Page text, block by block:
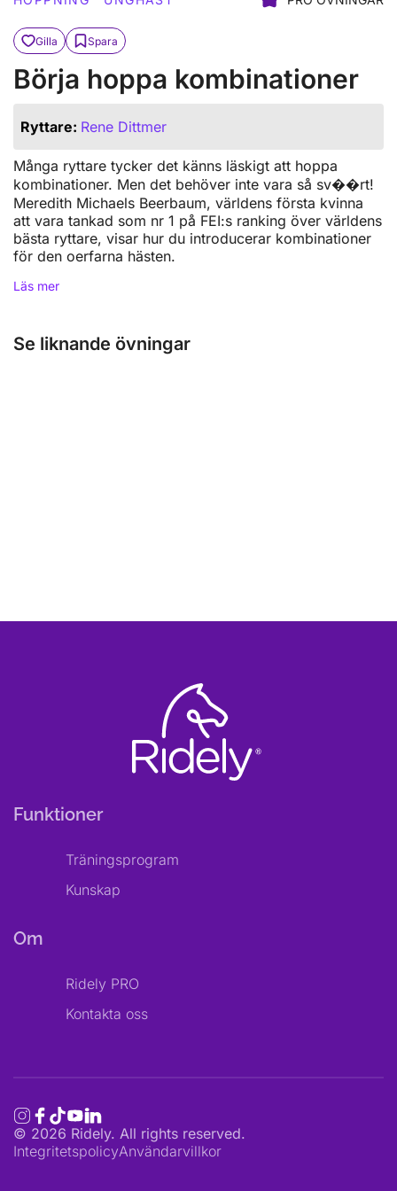
Gilla Spara
Börja hoppa kombinationer
Många ryttare tycker det känns läskigt att hoppa
kombinationer. Men det behöver inte vara så sv��rt!
Meredith Michaels Beerbaum, världens första kvinna
att vara tankad som nr 1 på FEI:s ranking över världens
bästa ryttare, visar hur du introducerar kombinationer
för den oerfarna hästen.
Läs mer
Ryttare: Rene Dittmer
Se liknande övningar
Funktioner
Träningsprogram
Kunskap
Om
Ridely PRO
Kontakta oss
© 2026 Ridely. All rights reserved.
IntegritetspolicyAnvändarvillkor